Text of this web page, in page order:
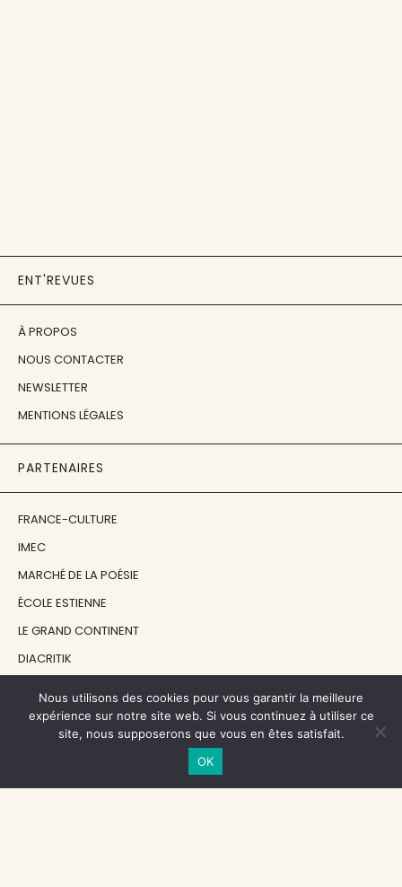
ENT'REVUES
À PROPOS
NOUS CONTACTER
NEWSLETTER
MENTIONS LÉGALES
PARTENAIRES
FRANCE-CULTURE
IMEC
MARCHÉ DE LA POÉSIE
ÉCOLE ESTIENNE
LE GRAND CONTINENT
DIACRITIK
NOS SOUTIENS
CENTRE NATIONAL DU LIVRE
Nous utilisons des cookies pour vous garantir la meilleure
expérience sur notre site web. Si vous continuez à utiliser ce
site, nous supposerons que vous en êtes satisfait.
OK